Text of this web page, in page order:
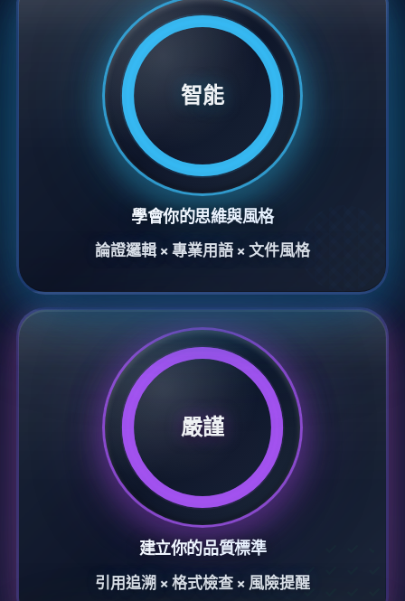
智能
學會你的思維與風格
論證邏輯 × 專業用語 × 文件風格
嚴謹
建立你的品質標準
引用追溯 × 格式檢查 × 風險提醒